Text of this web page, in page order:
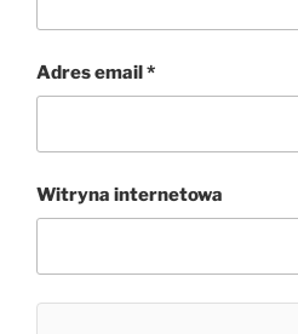
Adres email*
Witryna internetowa